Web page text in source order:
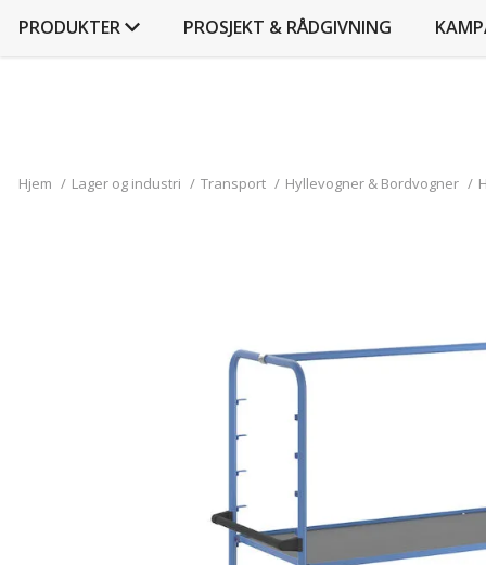
PRODUKTER PROSJEKT & RÅDGIVNING
Hjem / Lager og industri / Transport / Hyllevogner & Bordvogner /